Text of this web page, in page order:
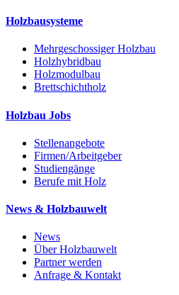
Holzbausysteme
Mehrgeschossiger Holzbau
Holzhybridbau
Holzmodulbau
Brettschichtholz
Holzbau Jobs
Stellenangebote
Firmen/Arbeitgeber
Studiengänge
Berufe mit Holz
News & Holzbauwelt
News
Über Holzbauwelt
Partner werden
Anfrage & Kontakt